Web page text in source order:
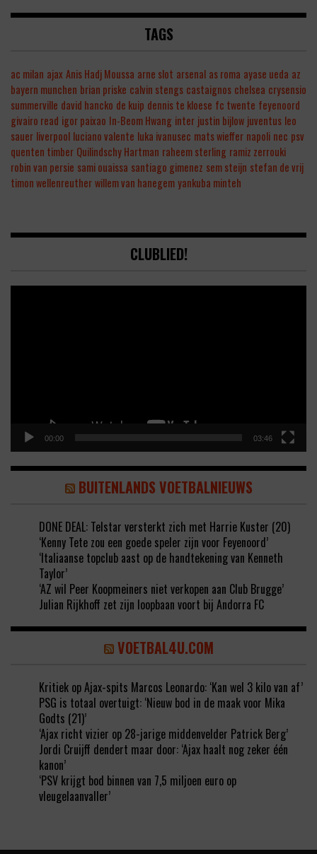
TAGS
ac milan ajax Anis Hadj Moussa arne slot arsenal as roma ayase ueda az
bayern munchen brian priske calvin stengs castaignos chelsea crysensio
summerville david hancko de kuip dennis te kloese fc twente feyenoord
givairo read igor paixao In-Beom Hwang inter justin bijlow juventus leo
sauer liverpool luciano valente luka ivanusec mats wieffer napoli nec psv
quenten timber Quilindschy Hartman raheem sterling ramiz zerrouki
robin van persie sami ouaissa santiago gimenez sem steijn stefan de vrij
timon wellenreutherwillem van hanegemyankuba minteh
CLUBLIED!
00:00 03:46
BUITENLANDS VOETBALNIEUWS
DONE DEAL: Telstar versterkt zich met Harrie Kuster (20)
‘Kenny Tete zou een goede speler zijn voor Feyenoord’
‘Italiaanse topclub aast op de handtekening van Kenneth
Taylor’
‘AZ wil Peer Koopmeiners niet verkopen aan Club Brugge’
Julian Rijkhoff zet zijn loopbaan voort bij Andorra FC
VOETBAL4U.COM
Kritiek op Ajax-spits Marcos Leonardo: ‘Kan wel 3 kilo van af’
PSG is totaal overtuigt: ‘Nieuw bod in de maak voor Mika
Godts (21)’
‘Ajax richt vizier op 28-jarige middenvelder Patrick Berg’
Jordi Cruijff dendert maar door: ‘Ajax haalt nog zeker één
kanon’
‘PSV krijgt bod binnen van 7,5 miljoen euro op
vleugelaanvaller’